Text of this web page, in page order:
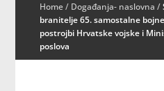
Home/ Događanja- naslovna /
branitelje 65. samostalne
postrojbi Hrvatske vojske i
poslova